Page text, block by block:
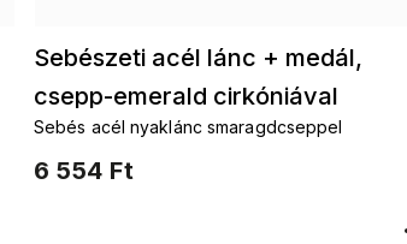
Sebészeti acél lánc + medál,
csepp-emerald cirkóniával
kirakva.
6 554 Ft
Sebés acél nyaklánc smaragdcseppel